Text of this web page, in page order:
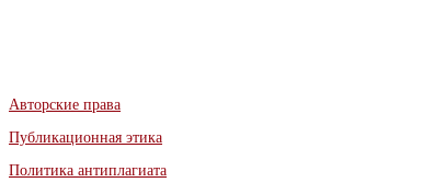
Авторские права
Публикационная этика
Политика антиплагиата